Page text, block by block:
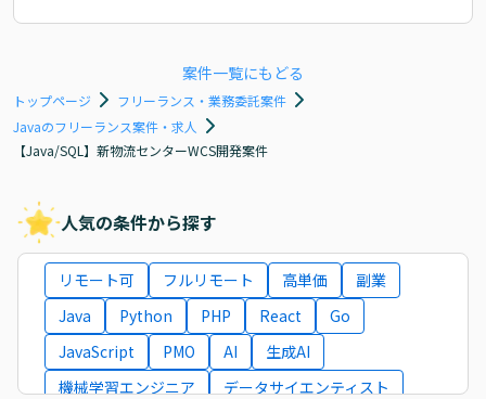
案件一覧にもどる
トップページ
フリーランス・業務委託案件
Javaのフリーランス案件・求人
【Java/SQL】新物流センターWCS開発案件
人気の条件から探す
リモート可 フルリモート 高単価
副業
Java
Python PHP React
Go
JavaScript
PMO AI
生成AI
機械学習エンジニア
データサイエンティスト